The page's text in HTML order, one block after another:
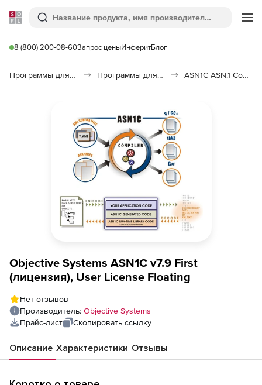
Softline
Поиск
8 (800) 200-08-60Запрос ценыИнферитБлог
Программы для программирования Программы для разработки ПО ASN1C ASN.1 Compiler
Objective Systems ASN1C v7.9 First
(лицензия), User License Floating
Нет отзывов
Производитель: Objective Systems
Прайс-лист
Скопировать ссылку
Описание Характеристики Отзывы